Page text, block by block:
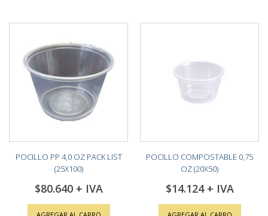
POCILLO PP 4,0 OZ PACK LIST
(25X100)
$80.640
POCILLO COMPOSTABLE 0,75
OZ (20X50)
$14.124